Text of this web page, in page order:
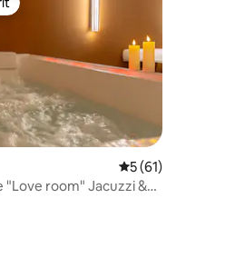
30 omtaler
5 ud af 5 i
5 (61)
"Love room" Jacuzzi &